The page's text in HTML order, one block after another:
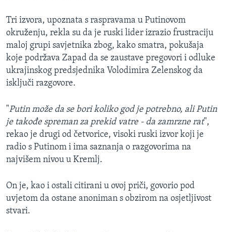
Tri izvora, upoznata s raspravama u Putinovom
okruženju, rekla su da je ruski lider izrazio frustraciju
maloj grupi savjetnika zbog, kako smatra, pokušaja
koje podržava Zapad da se zaustave pregovori i odluke
ukrajinskog predsjednika Volodimira Zelenskog da
isključi razgovore.
"Putin može da se bori koliko god je potrebno, ali Putin
je takođe spreman za prekid vatre - da zamrzne rat",
rekao je drugi od četvorice, visoki ruski izvor koji je
radio s Putinom i ima saznanja o razgovorima na
najvišem nivou u Kremlj.
On je, kao i ostali citirani u ovoj priči, govorio pod
uvjetom da ostane anoniman s obzirom na osjetljivost
stvari.